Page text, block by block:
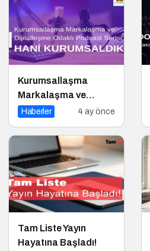
Kurumsallaşma
Markalaşma ve
Dijitalleşme Odaklı
Kurumsaldık
Haberler 4 ay önce
Tam Liste Yayın
Hayatına Başladı!